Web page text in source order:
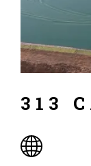
313